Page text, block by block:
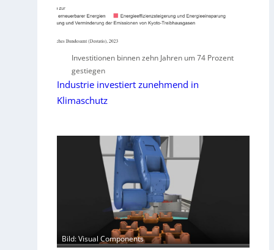
Investitionen binnen zehn Jahren um 74 Prozent
gestiegen
Industrie investiert zunehmend in
Klimaschutz
Bild: Visual Components